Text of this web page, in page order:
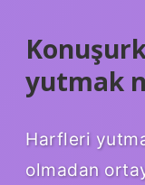
yutmak
Harfleri
olmadan